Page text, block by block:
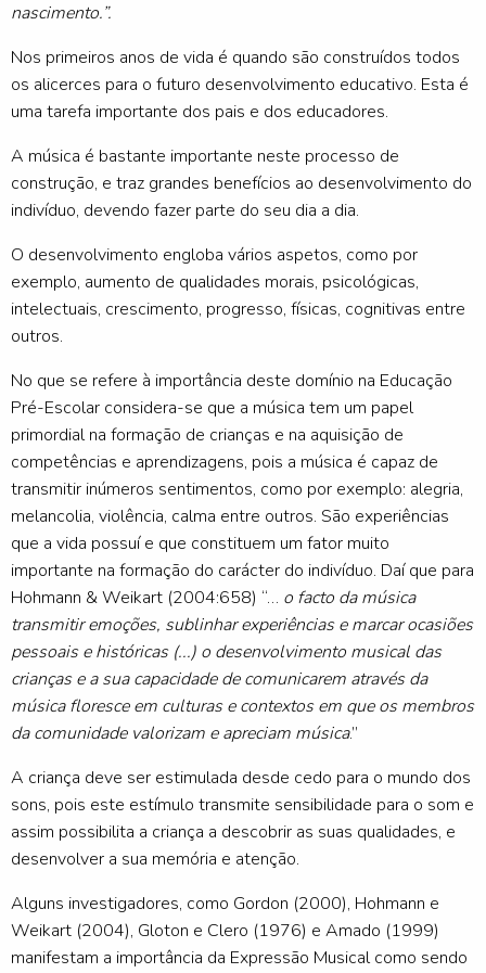
nascimento.”.
Nos primeiros anos de vida é quando são construídos todos
os alicerces para o futuro desenvolvimento educativo. Esta é
uma tarefa importante dos pais e dos educadores.
A música é bastante importante neste processo de
construção, e traz grandes benefícios ao desenvolvimento do
indivíduo, devendo fazer parte do seu dia a dia.
O desenvolvimento engloba vários aspetos, como por
exemplo, aumento de qualidades morais, psicológicas,
intelectuais, crescimento, progresso, físicas, cognitivas entre
outros.
No que se refere à importância deste domínio na Educação
Pré-Escolar considera-se que a música tem um papel
primordial na formação de crianças e na aquisição de
competências e aprendizagens, pois a música é capaz de
transmitir inúmeros sentimentos, como por exemplo: alegria,
melancolia, violência, calma entre outros. São experiências
que a vida possuí e que constituem um fator muito
importante na formação do carácter do indivíduo. Daí que para
Hohmann & Weikart (2004:658) “… o facto da música
transmitir emoções, sublinhar experiências e marcar ocasiões
pessoais e históricas (...) o desenvolvimento musical das
crianças e a sua capacidade de comunicarem através da
música floresce em culturas e contextos em que os membros
da comunidade valorizam e apreciam música.”
A criança deve ser estimulada desde cedo para o mundo dos
sons, pois este estímulo transmite sensibilidade para o som e
assim possibilita a criança a descobrir as suas qualidades, e
desenvolver a sua memória e atenção.
Alguns investigadores, como Gordon (2000), Hohmann e
Weikart (2004), Gloton e Clero (1976) e Amado (1999)
manifestam a importância da Expressão Musical como sendo